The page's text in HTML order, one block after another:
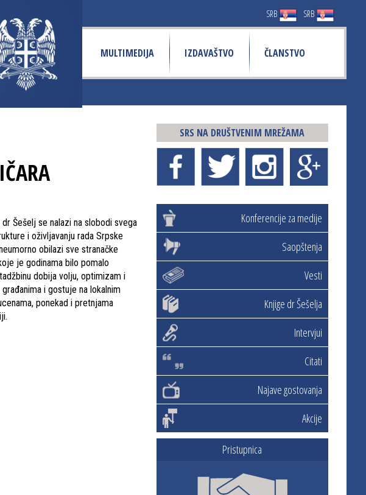
SRB SRB
MULTIMEDIJA IZDAVAŠTVO ČLANSTVO
Šešelj se nalazi na slobodi svega
i oživljavanju rada Srpske
obilazi sve stranačke
je godinama bilo pomalo
dobija volju, optimizam i
i gostuje na lokalnim
ponekad i pretnjama
SRS NA DRUŠTVENIM MREŽAMA
Konferencije za medije
Saopštenja
Vesti
Knjige dr Šešelja
Intervjui
Citati
Najave gostovanja
Akcije
Pristupnica